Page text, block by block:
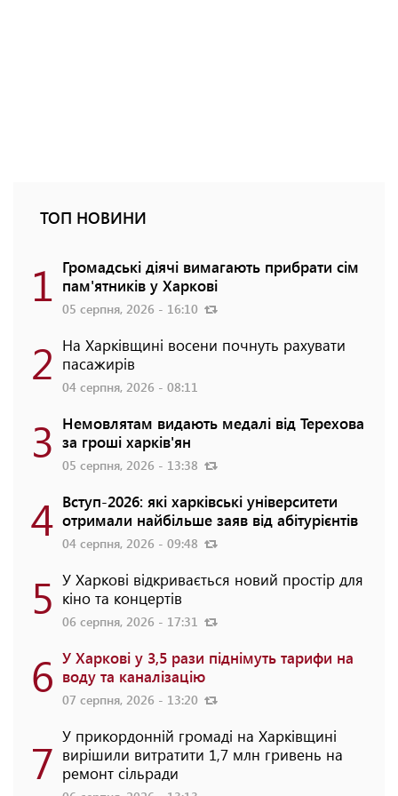
ТОП НОВИНИ
1 Громадські діячі вимагають прибрати сім
пам'ятників у Харкові
05 серпня, 2026 - 16:10
2 На Харківщині восени почнуть рахувати
пасажирів
04 серпня, 2026 - 08:11
3 Немовлятам видають медалі від Терехова
за гроші харків'ян
05 серпня, 2026 - 13:38
4 Вступ-2026: які харківські університети
отримали найбільше заяв від абітурієнтів
04 серпня, 2026 - 09:48
5 У Харкові відкривається новий простір для
кіно та концертів
06 серпня, 2026 - 17:31
6 У Харкові у 3,5 рази піднімуть тарифи на
воду та каналізацію
07 серпня, 2026 - 13:20
7 У прикордонній громаді на Харківщині
вирішили витратити 1,7 млн гривень на
ремонт сільради